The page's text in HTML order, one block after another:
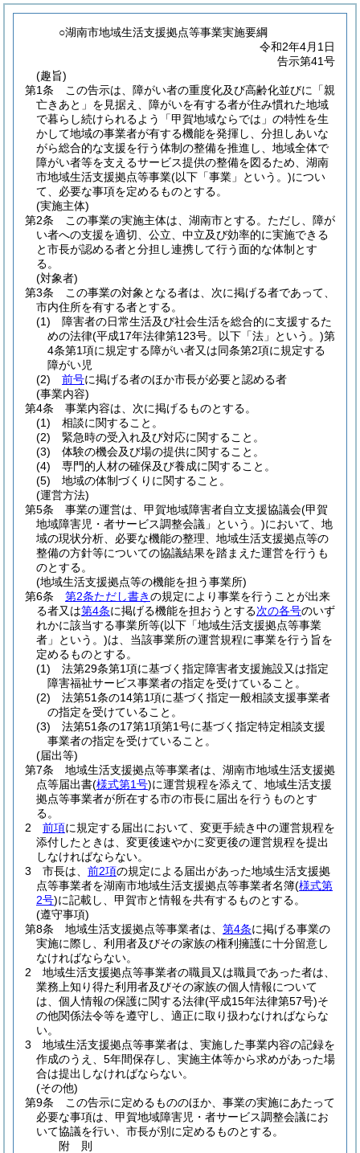
○湖南市地域生活支援拠点等事業実施要綱
令和2年4月1日
告示第41号
(趣旨)
第1条
この告示は、障がい者の重度化及び高齢化並びに「親
亡きあと」を見据え、障がいを有する者が住み慣れた地域
で暮らし続けられるよう「甲賀地域ならでは」の特性を生
かして地域の事業者が有する機能を発揮し、分担しあいな
がら総合的な支援を行う体制の整備を推進し、地域全体で
障がい者等を支えるサービス提供の整備を図るため、湖南
市地域生活支援拠点等事業(以下「事業」という。)につい
て、必要な事項を定めるものとする。
(実施主体)
第2条
この事業の実施主体は、湖南市とする。 ただし、障が
い者への支援を適切、公立、中立及び効率的に実施できる
と市長が認める者と分担し連携して行う面的な体制とす
る。
(対象者)
第3条
この事業の対象となる者は、次に掲げる者であって、
市内住所を有する者とする。
(1)
障害者の日常生活及び社会生活を総合的に支援するた
めの法律(平成17年法律第123号。以下「法」という。)第
4条第1項に規定する障がい者又は同条第2項に規定する
障がい児
(2)
前号に掲げる者のほか市長が必要と認める者
(事業内容)
第4条
事業内容は、次に掲げるものとする。
(1)
相談に関すること。
(2)
緊急時の受入れ及び対応に関すること。
(3)
体験の機会及び場の提供に関すること。
(4)
専門的人材の確保及び養成に関すること。
(5)
地域の体制づくりに関すること。
(運営方法)
第5条
事業の運営は、甲賀地域障害者自立支援協議会(甲賀
地域障害児・者サービス調整会議」という。)において、地
域の現状分析、必要な機能の整理、地域生活支援拠点等の
整備の方針等についての協議結果を踏まえた運営を行うも
のとする。
(地域生活支援拠点等の機能を担う事業所)
第6条
第2条ただし書きの規定により事業を行うことが出来
る者又は第4条に掲げる機能を担おうとする次の各号のいず
れかに該当する事業所等(以下「地域生活支援拠点等事業
者」という。)は、当該事業所の運営規程に事業を行う旨を
定めるものとする。
(1)
法第29条第1項に基づく指定障害者支援施設又は指定
障害福祉サービス事業者の指定を受けていること。
(2)
法第51条の14第1項に基づく指定一般相談支援事業者
の指定を受けていること。
(3)
法第51条の17第1項第1号に基づく指定特定相談支援
事業者の指定を受けていること。
(届出等)
第7条
地域生活支援拠点等事業者は、湖南市地域生活支援拠
点等届出書(様式第1号)に運営規程を添えて、地域生活支援
拠点等事業者が所在する市の市長に届出を行うものとす
る。
2
前項に規定する届出において、変更手続き中の運営規程を
添付したときは、変更後速やかに変更後の運営規程を提出
しなければならない。
3
市長は、 前2項の規定による届出があった地域生活支援拠
点等事業者を湖南市地域生活支援拠点等事業者名簿(様式第
2号)に記載し、甲賀市と情報を共有するものとする。
(遵守事項)
第8条
地域生活支援拠点等事業者は、 第4条に掲げる事業の
実施に際し、利用者及びその家族の権利擁護に十分留意し
なければならない。
2
地域生活支援拠点等事業者の職員又は職員であった者は、
業務上知り得た利用者及びその家族の個人情報について
は、個人情報の保護に関する法律(平成15年法律第57号)そ
の他関係法令等を遵守し、適正に取り扱わなければならな
い。
3
地域生活支援拠点等事業者は、実施した事業内容の記録を
作成のうえ、5年間保存し、実施主体等から求めがあった場
合は提出しなければならない。
(その他)
第9条
この告示に定めるもののほか、事業の実施にあたって
必要な事項は、甲賀地域障害児・者サービス調整会議にお
いて協議を行い、市長が別に定めるものとする。
附 則